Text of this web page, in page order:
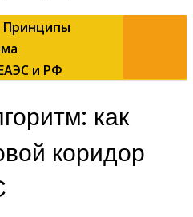
Принципы
и РФ
как
коридор